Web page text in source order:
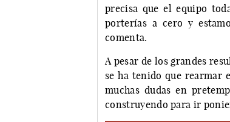
precisa que el equipo
porterías a cero y
comenta.
A pesar de los grandes
se ha tenido que rearmar
muchas dudas en
construyendo para ir